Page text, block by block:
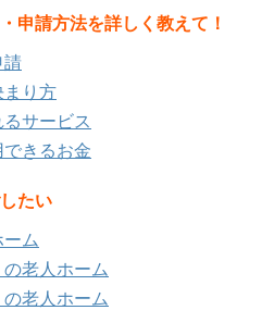
請方法を詳しく教えて！
請
り方
サービス
きるお金
たい
ーム
の老人ホーム
の老人ホーム